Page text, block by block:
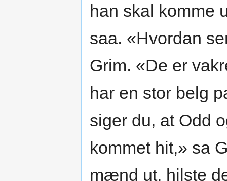
han skal komme
saa. «Hvordan
Grim. «De er
har en stor belg
siger du, at Odd
kommet hit,» sa
mænd ut, hilste